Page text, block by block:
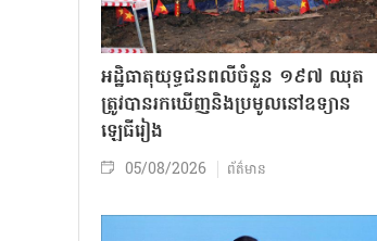
អដ្ឋិធាតុយុទ្ធជនពលីចំនួន ១៩៧ ឈុត
ត្រូវបានរកឃើញនិងប្រមូលនៅឧទ្យាន
ឡេធីរៀង
05/08/2026 ព័ត៌មាន